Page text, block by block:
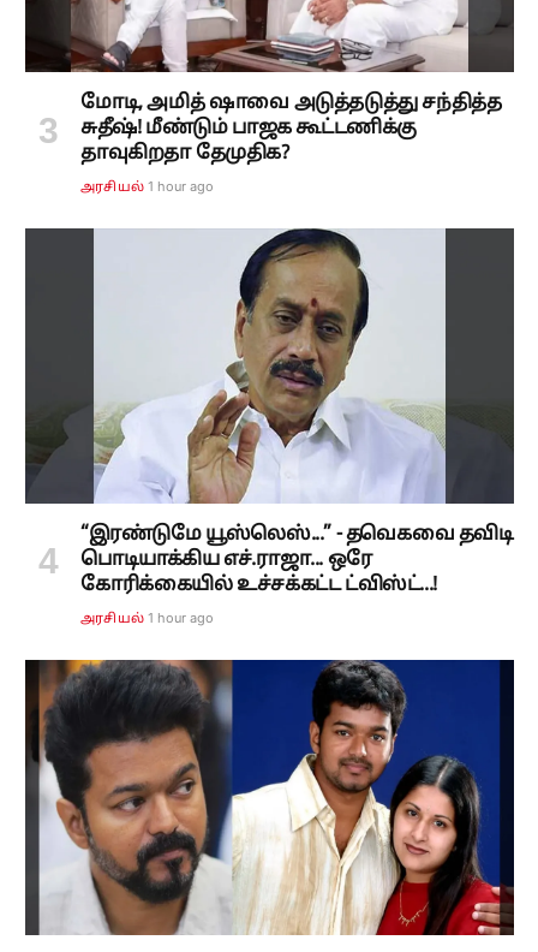
மோடி, அமித் ஷாவை அடுத்தடுத்து சந்தித்த
சுதீஷ்! மீண்டும் பாஜக கூட்டணிக்கு
தாவுகிறதா தேமுதிக?
அரசியல் 1 hour ago
“இரண்டுமே யூஸ்லெஸ்...” - தவெகவை தவிடி
பொடியாக்கிய எச்.ராஜா... ஒரே
கோரிக்கையில் உச்சக்கட்ட ட்விஸ்ட்...!
அரசியல் 1 hour ago